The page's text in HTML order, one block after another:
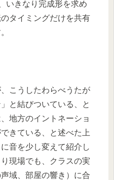
いきなり完成形を求め
タイミングだけを共有
こうしたわらべうたが
と結びついている、と
地方のイントネーショ
きている、と述べた上
音を少し変えて紹介し
現場でも、クラスの実
域、部屋の響き）に合